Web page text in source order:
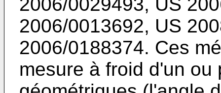
2006/0013692, US
2006/0188374. Ces
mesure à froid d'un